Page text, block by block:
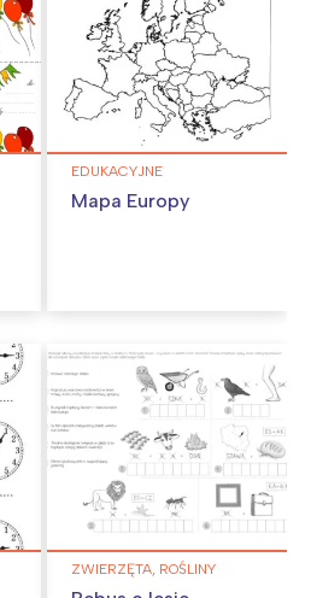
EDUKACYJNE
Mapa Europy
ZWIERZĘTA, ROŚLINY